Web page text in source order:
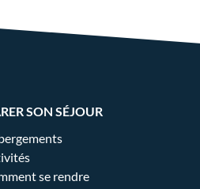
SON SÉJOUR
se rendre